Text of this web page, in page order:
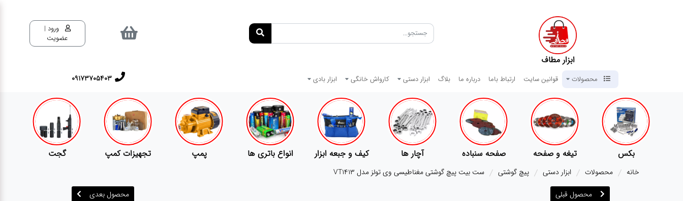
ابزار مطاف
ورود |
عضویت
محصولات قوانین سایت ارتباط باما درباره ما بلاگ ابزار دستی کارواش خانگی ابزار بادی ٠٩١٧٣٧٠٥٤٠٣
بکس تیغه و صفحه صفحه سنباده آچار ها کیف و جبعه ابزار انواع باتری ها پمپ تجهیزات کمپ گجت
خانه محصولات ابزار دستی پیچ گوشتی
ست بیت پیچ گوشتی مغناطیسی وی تولز مدل VT1413
محصول قبلی
محصول بعدی